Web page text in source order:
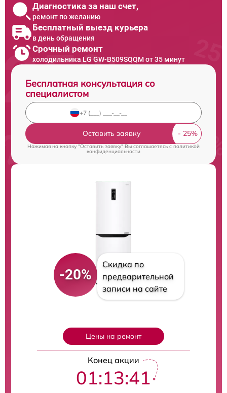
Диагностика за наш счет,
ремонт по желанию
Бесплатный выезд курьера
в день обращения
Срочный ремонт
холодильника LG GW-B509SQQM от 35 минут
Бесплатная консультация со
специалистом
Оставить заявку
Нажимая на кнопку "Оставить заявку" Вы соглашаетесь cполитикой
конфиденциальности
-20%
Скидка по
предварительной
записи на сайте
Цены на ремонт
Конец акции
01:13:40